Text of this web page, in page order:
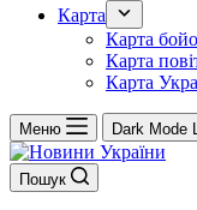
Карта
Карта
Карта
Карта
Меню Dark Mode
Пошук